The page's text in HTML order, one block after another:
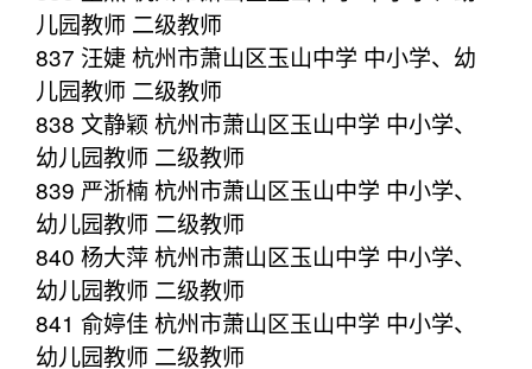
儿园教师 二级教师
837 汪婕 杭州市萧山区玉山中学 中小学、幼
儿园教师 二级教师
838 文静颖 杭州市萧山区玉山中学 中小学、
幼儿园教师 二级教师
839 严浙楠 杭州市萧山区玉山中学 中小学、
幼儿园教师 二级教师
840 杨大萍 杭州市萧山区玉山中学 中小学、
幼儿园教师 二级教师
841 俞婷佳 杭州市萧山区玉山中学 中小学、
幼儿园教师 二级教师